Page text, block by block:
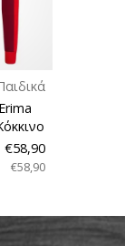
€58,90
€58,90